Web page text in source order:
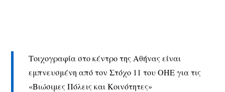
Τοιχογραφία στο κέντρο της Αθήνας είναι
εμπνευσμένη από τον Στόχο 11 του ΟΗΕ για τις
«ΒιώσιμεςΠόλεις και Κοινότητες»